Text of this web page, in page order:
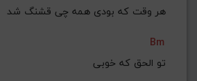
هر وقت که بودی همه چی قشنگ شد
Bm
تو الحق که خوبی